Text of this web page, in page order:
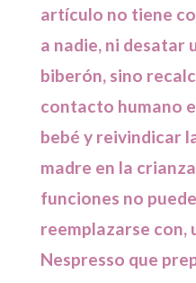
artículo no tiene
a nadie, ni desatar
biberón, sino
contacto humano
bebé y reivindicar
madre en la
funciones no
reemplazarse con,
Nespresso que